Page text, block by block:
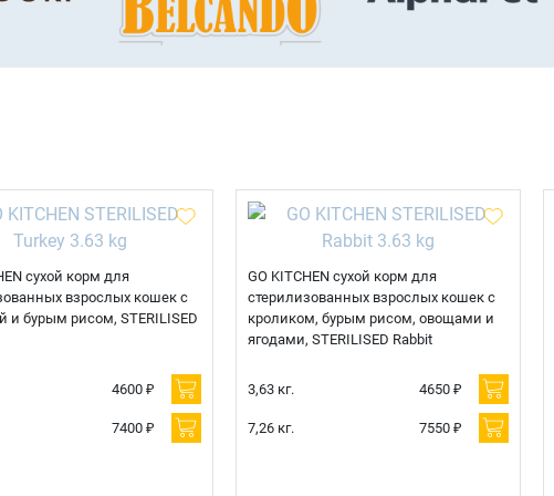
сухой корм для
взрослых кошек с
и бурым рисом, STERILISED
4600 ₽
7400 ₽
GO KITCHEN сухой корм для
стерилизованных взрослых кошек с
кроликом, бурым рисом, овощами и
ягодами, STERILISED Rabbit
3,63 кг. 4650 ₽
7,26 кг. 7550 ₽